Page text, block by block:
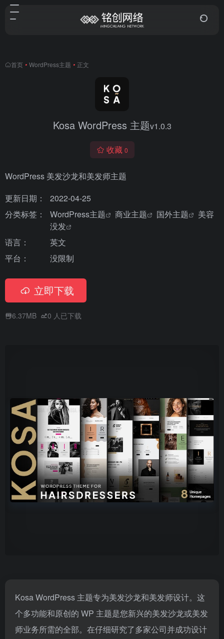
首页 • WordPress主题 • 正文
Kosa WordPress 主题v1.0.3
收藏 0
WordPress 美发沙龙和美发师主题
更新日期：
2022-04-25
分类标签：
WordPress主题 商业主题 国外主题
美容
没发
语言：
英文
平台：
没限制
立即下载
6.37MB 0 人已下载
Kosa WordPress 主题专为美发沙龙和美发师设计。这
个多功能和原创的 WP 主题是您新兴的美发沙龙或美发
师业务所需的全部。在仔细研究了多家公司并成功设计